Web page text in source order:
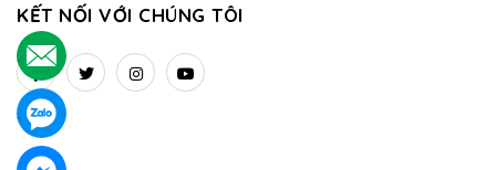
KẾT NỐI VỚI CHÚNG TÔI
.
.